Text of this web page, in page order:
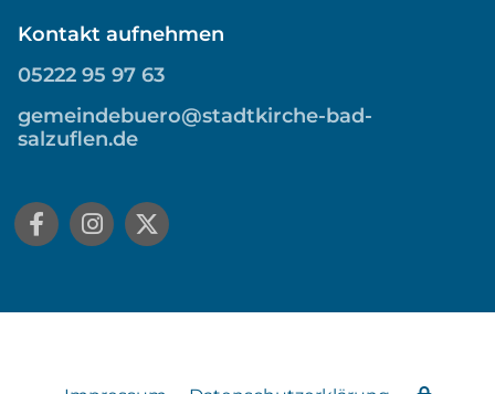
Kontakt aufnehmen
05222 95 97 63
gemeindebuero@stadtkirche-bad-
salzuflen.de